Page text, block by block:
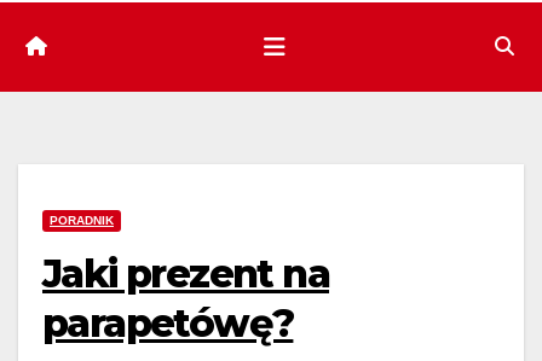
PORADNIK
Jaki prezent na
parapetówę?